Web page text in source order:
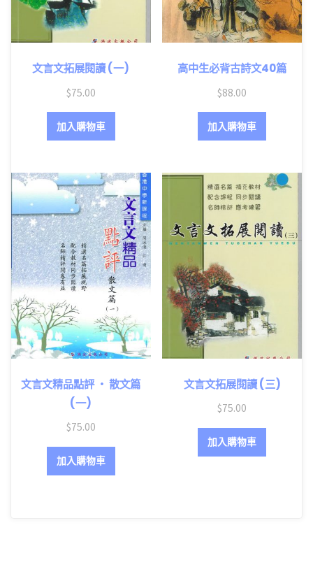
文言文拓展閱讀 (一)
$75.00
加入購物車
高中生必背古詩文40篇
$88.00
加入購物車
文言文精品點評 ‧ 散文篇
(一)
$75.00
加入購物車
文言文拓展閱讀 (三)
$75.00
加入購物車